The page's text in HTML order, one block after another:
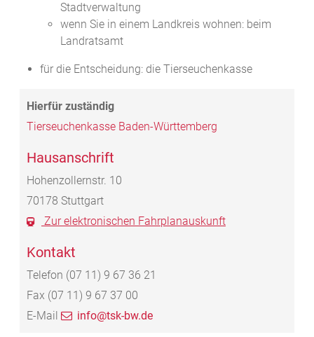
Stadtverwaltung
wenn Sie in einem Landkreis wohnen: beim
Landratsamt
für die Entscheidung: die Tierseuchenkasse
Tierseuchenkasse Baden-Württemberg
Hausanschrift
Hohenzollernstr. 10
70178 Stuttgart
Zur elektronischen Fahrplanauskunft
Kontakt
Telefon (07 11) 9 67 36 21
Fax (07 11) 9 67 37 00
E-Mail
info@tsk-bw.de